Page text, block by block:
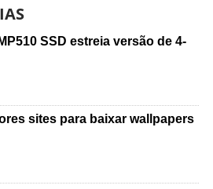
SSD estreia versão de 4-
sites para baixar wallpapers